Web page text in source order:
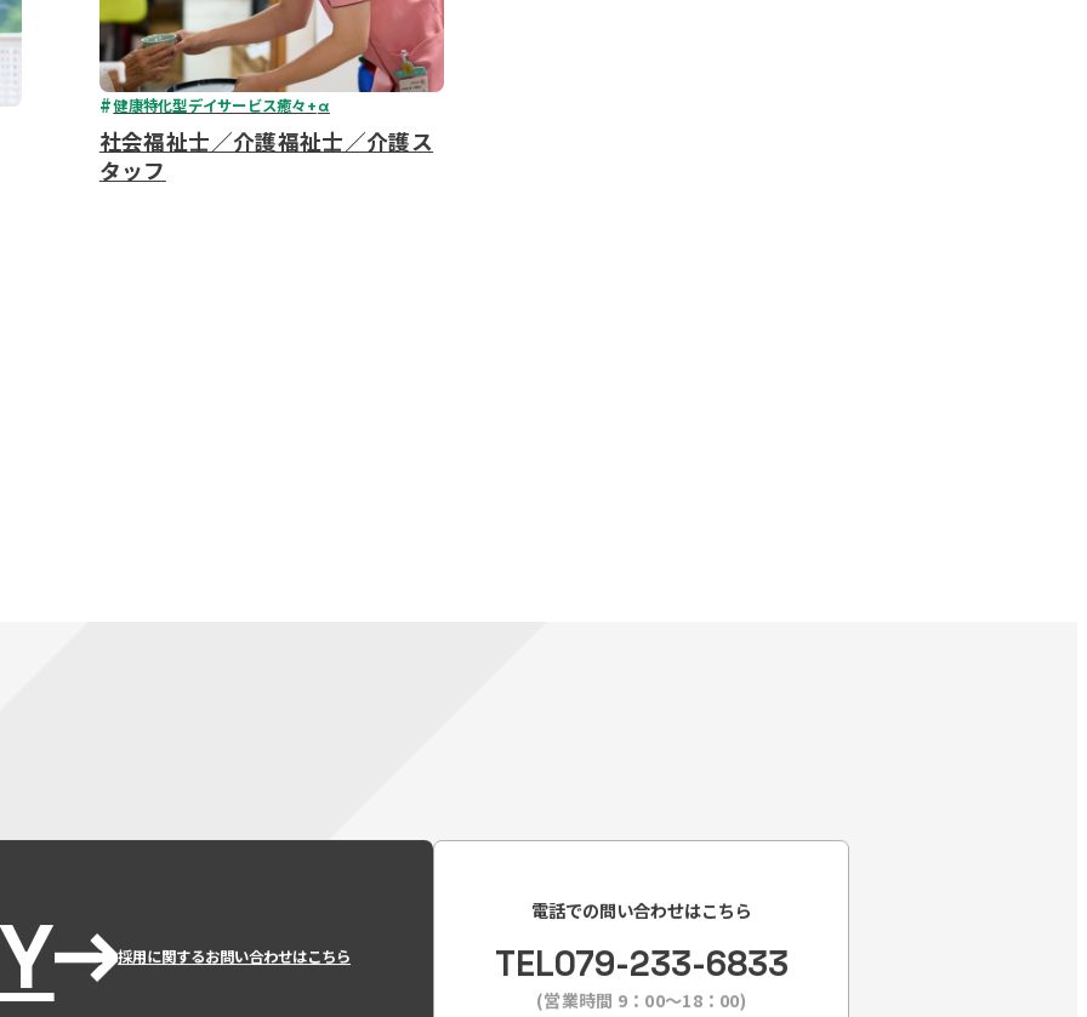
健康特化型デイサービス癒々+α
社会福祉士／介護福祉士／介護ス
タッフ
採用に関するお問い合わせはこちら
電話での問い合わせはこちら
TEL079-233-6833
(営業時間 9：00〜18：00)